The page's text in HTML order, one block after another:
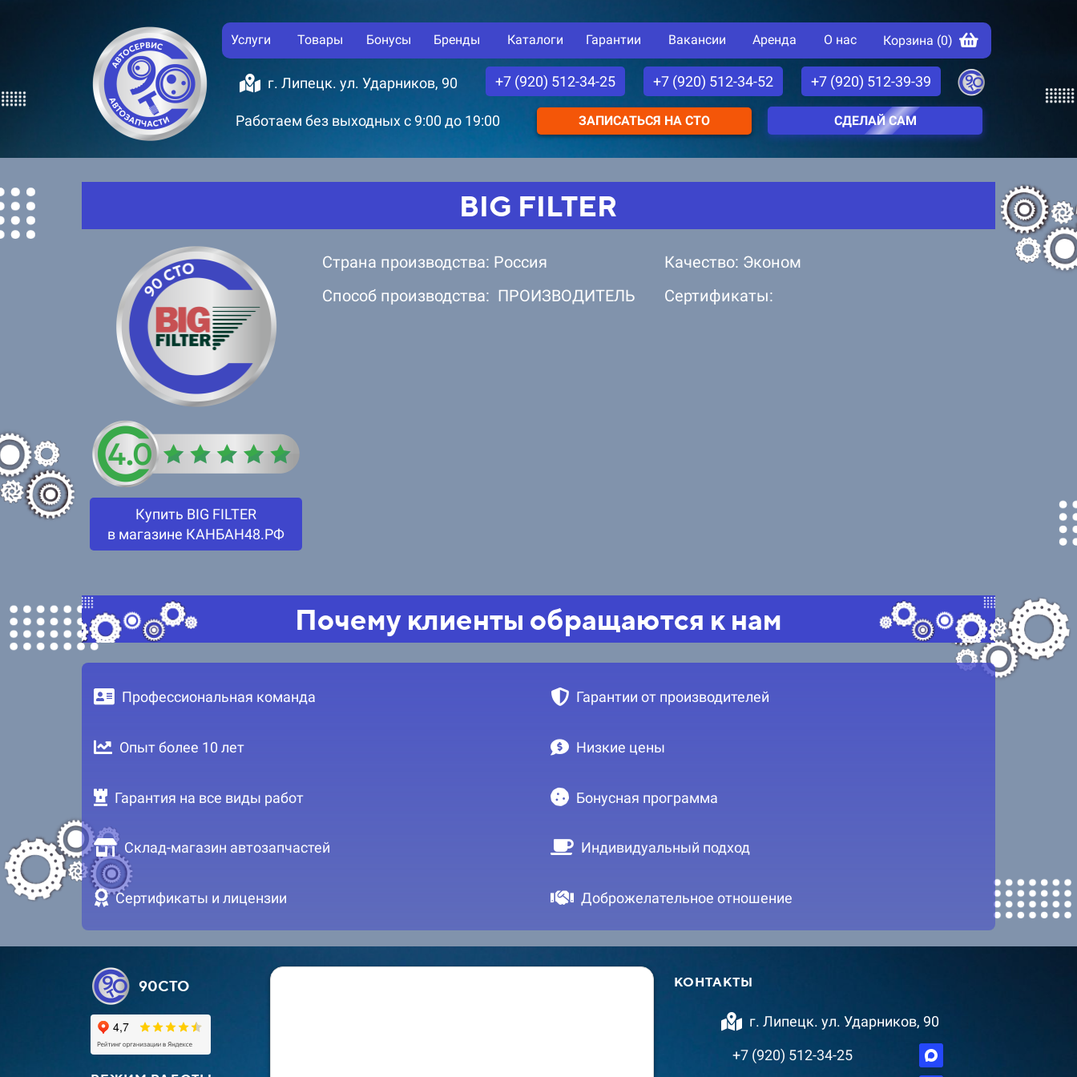
Услуги Товары Бонусы Бренды Каталоги Гарантии Вакансии Аренда О нас Корзина (0)
г. Липецк. ул. Ударников, 90 +7 (920) 512-34-25 +7 (920) 512-34-52 +7 (920) 512-39-39
Работаем без выходных с 9:00 до 19:00 ЗАПИСАТЬСЯ НА СТО СДЕЛАЙ САМ
BIG FILTER
Купить BIG FILTER
в магазине КАНБАН48.РФ
Страна производства: Россия
Способ производства: ПРОИЗВОДИТЕЛЬ
Качество: Эконом
Сертификаты:
Почему клиенты обращаются к нам
Профессиональная команда
Опыт более 10 лет
Гарантия на все виды работ
Склад-магазин автозапчастей
Сертификаты и лицензии
Гарантии от производителей
Низкие цены
Бонусная программа
Индивидуальный подход
Доброжелательное отношение
90СТО КОНТАКТЫ
г. Липецк. ул. Ударников, 90
+7 (920) 512-34-25